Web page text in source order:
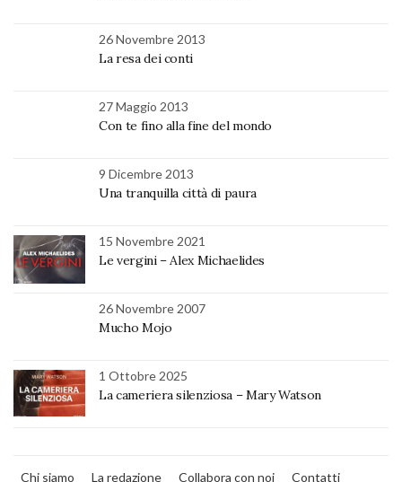
26 Novembre 2013
La resa dei conti
27 Maggio 2013
Con te fino alla fine del mondo
9 Dicembre 2013
Una tranquilla città di paura
15 Novembre 2021
Le vergini – Alex Michaelides
26 Novembre 2007
Mucho Mojo
1 Ottobre 2025
La cameriera silenziosa – Mary Watson
Chi siamo La redazione Collabora con noi Contatti